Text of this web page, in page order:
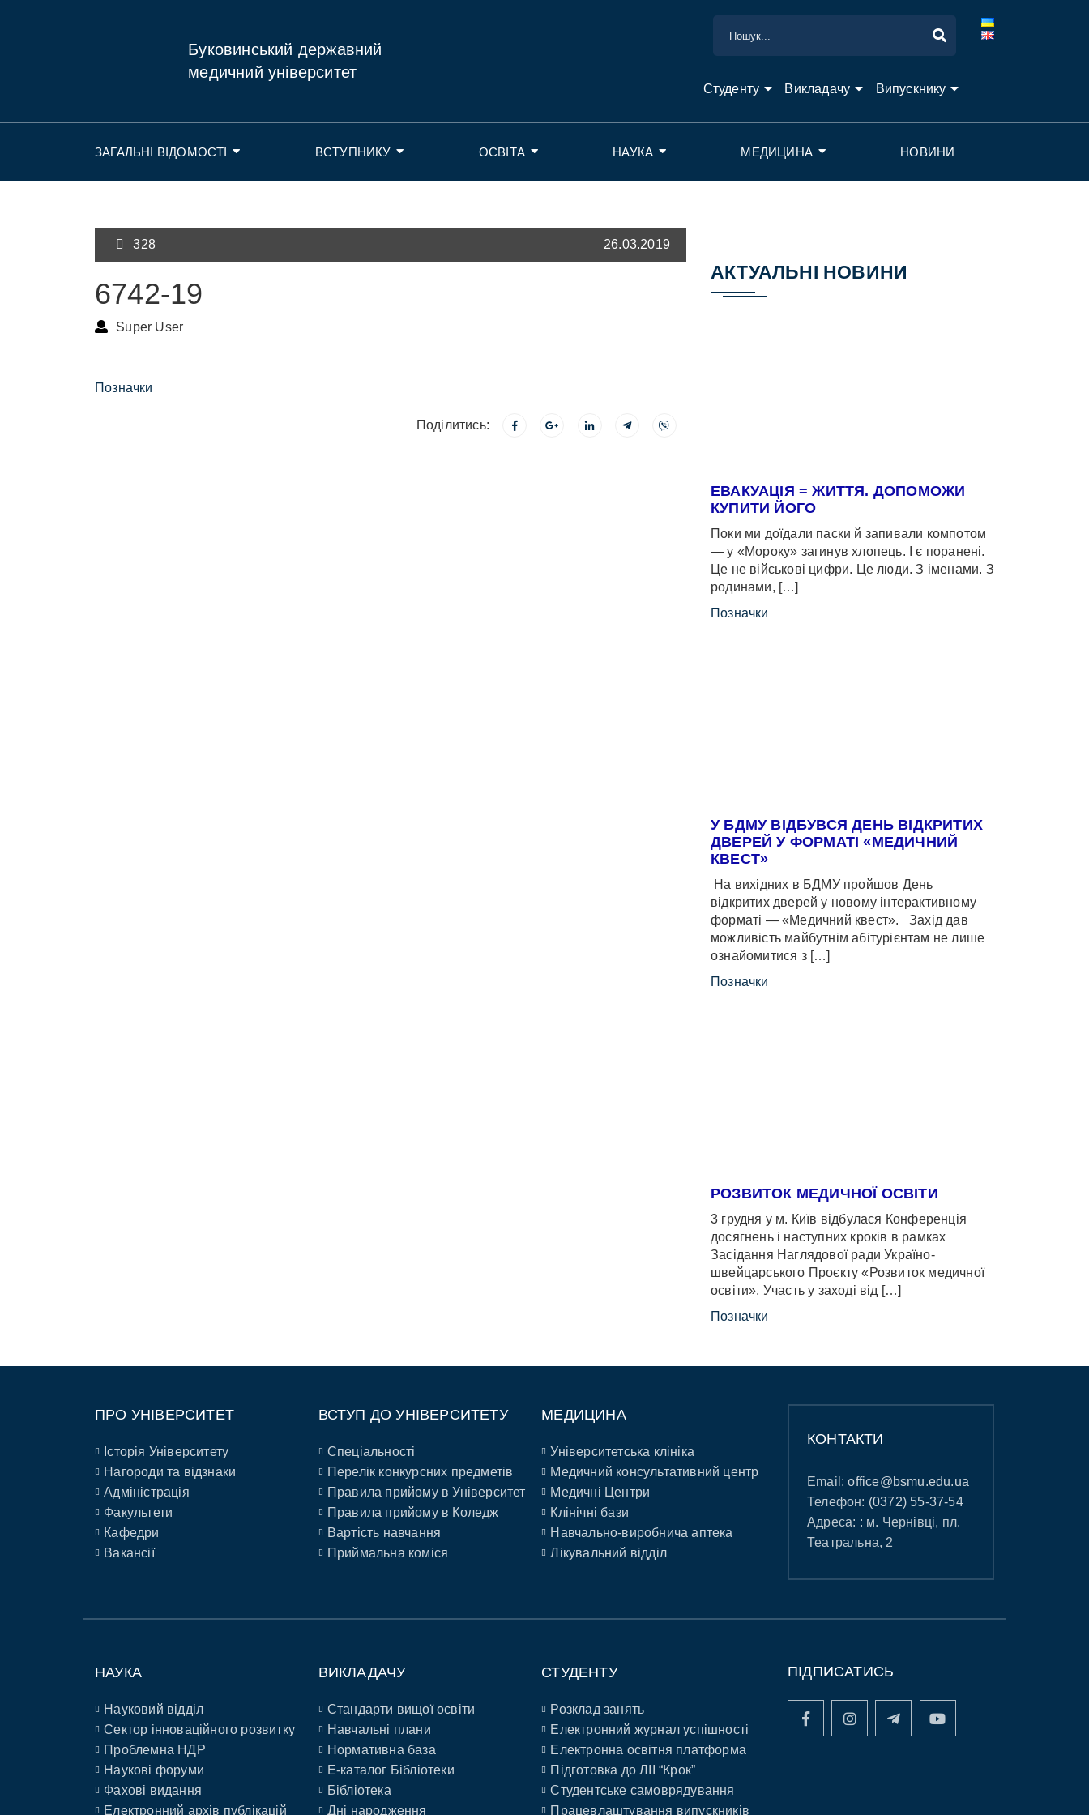
Буковинський державний
медичний університет
Студенту Викладачу Випускнику
ЗАГАЛЬНІ ВІДОМОСТІ ВСТУПНИКУ ОСВІТА НАУКА МЕДИЦИНА НОВИНИ
328 26.03.2019
6742-19
Super User
Позначки
Поділитись:
АКТУАЛЬНІ НОВИНИ
ЕВАКУАЦІЯ = ЖИТТЯ. ДОПОМОЖИ
КУПИТИ ЙОГО
Поки ми доїдали паски й запивали компотом
— у «Мороку» загинув хлопець. І є поранені.
Це не військові цифри. Це люди. З іменами. З
родинами, […]
Позначки
У БДМУ ВІДБУВСЯ ДЕНЬ ВІДКРИТИХ
ДВЕРЕЙ У ФОРМАТІ «МЕДИЧНИЙ
КВЕСТ»
На вихідних в БДМУ пройшов День
відкритих дверей у новому інтерактивному
форматі — «Медичний квест». Захід дав
можливість майбутнім абітурієнтам не лише
ознайомитися з […]
Позначки
РОЗВИТОК МЕДИЧНОЇ ОСВІТИ
3 грудня у м. Київ відбулася Конференція
досягнень і наступних кроків в рамках
Засідання Наглядової ради Україно-
швейцарського Проєкту «Розвиток медичної
освіти». Участь у заході від […]
Позначки
ПРО УНІВЕРСИТЕТ
Історія Університету
Нагороди та відзнаки
Адміністрація
Факультети
Кафедри
Вакансії
ВСТУП ДО УНІВЕРСИТЕТУ
Спеціальності
Перелік конкурсних предметів
Правила прийому в Університет
Правила прийому в Коледж
Вартість навчання
Приймальна коміся
МЕДИЦИНА
Університетська клініка
Медичний консультативний центр
Медичні Центри
Клінічні бази
Навчально-виробнича аптека
Лікувальний відділ
КОНТАКТИ
Email:office@bsmu.edu.ua
Телефон: (0372) 55-37-54
Адреса: : м. Чернівці, пл.
Театральна, 2
НАУКА
Науковий відділ
Сектор інноваційного розвитку
Проблемна НДР
Наукові форуми
Фахові видання
Електронний архів публікацій
ВИКЛАДАЧУ
Стандарти вищої освіти
Навчальні плани
Нормативна база
E-каталог Бібліотеки
Бібліотека
Дні народження
СТУДЕНТУ
Розклад занять
Електронний журнал успішності
Електронна освітня платформа
Підготовка до ЛІІ “Крок”
Студентське самоврядування
Працевлаштування випускників
ПІДПИСАТИСЬ